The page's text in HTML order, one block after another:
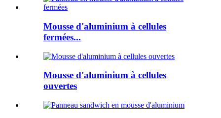
Mousse d'aluminium à cellules
fermées...
Mousse d'aluminium à cellules
ouvertes